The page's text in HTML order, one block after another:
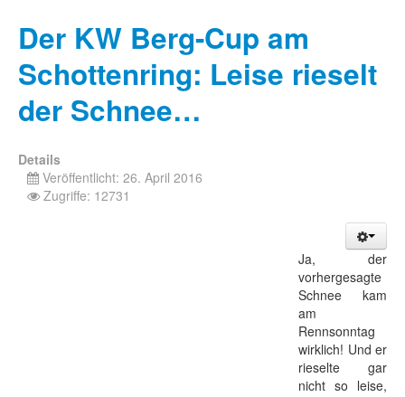
Der KW Berg-Cup am
Schottenring: Leise rieselt
der Schnee…
Details
Veröffentlicht: 26. April 2016
Zugriffe: 12731
Ja, der
vorhergesagte
Schnee kam
am
Rennsonntag
wirklich! Und er
rieselte gar
nicht so leise,